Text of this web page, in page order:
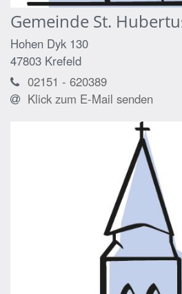
Gemeinde St.
Hohen Dyk 130
47803 Krefeld
02151 - 620389
Klick zum E-Mail senden